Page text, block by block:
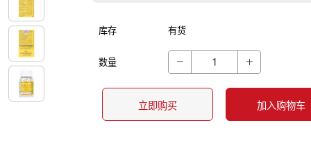
库存 有货
数量  
立即购买 加入购物车